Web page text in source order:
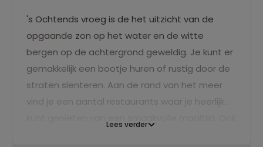
's Ochtends vroeg is de het uitzicht van de
opgaande zon op het water en de witte
bergen op de achtergrond geweldig. Je kunt er
gemakkelijk een bootje huren of rustig door de
straten slenteren. Aan de rand van het meer
vind je een aantal restaurants waar je heerlijk
Lees verder